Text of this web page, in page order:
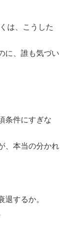
は、こうした
に、誰も気づい
条件にすぎな
、本当の分かれ
するか。